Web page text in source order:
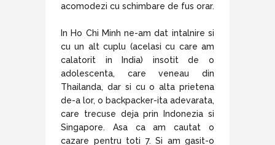
acomodezi cu schimbare de fus orar.
In Ho Chi Minh ne-am dat intalnire si
cu un alt cuplu (acelasi cu care am
calatorit in India) insotit de o
adolescenta, care veneau din
Thailanda, dar si cu o alta prietena
de-a lor, o backpacker-ita adevarata,
care trecuse deja prin Indonezia si
Singapore. Asa ca am cautat o
cazare pentru toti 7. Si am gasit-o